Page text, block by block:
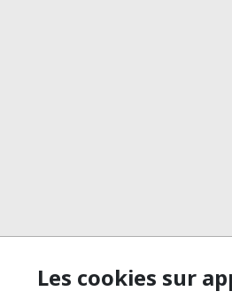
Les cookies sur